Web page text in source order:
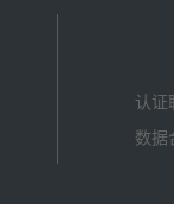
认证
数据